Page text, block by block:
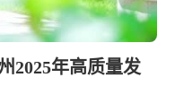
2025年高质量发